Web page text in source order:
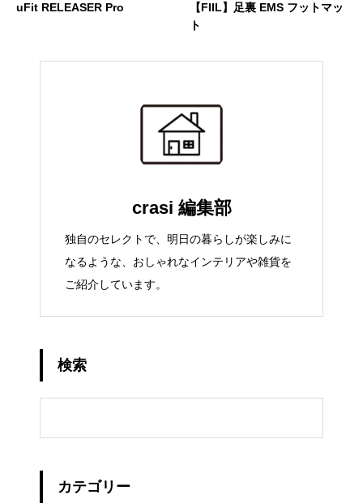
uFit RELEASER Pro
【FIIL】足裏 EMS フットマッ
ト
crasi 編集部
独自のセレクトで、明日の暮らしが楽しみに
なるような、おしゃれなインテリアや雑貨を
ご紹介しています。
検索
カテゴリー